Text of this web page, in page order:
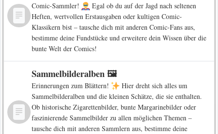
Comic-Sammler!
Egal ob du auf der Jagd nach seltenen
Heften, wertvollen Erstausgaben oder kultigen Comic-
Klassikern bist – tausche dich mit anderen Comic-Fans aus,
bestimme deine Fundstücke und erweitere dein Wissen über die
bunte Welt der Comics!
Sammelbilderalben 🖼️
Erinnerungen zum Blättern!
Hier dreht sich alles um
Sammelbilderalben und die kleinen Schätze, die sie enthalten.
Ob historische Zigarettenbilder, bunte Margarinebilder oder
faszinierende Sammelbilder zu allen möglichen Themen –
tausche dich mit anderen Sammlern aus, bestimme deine